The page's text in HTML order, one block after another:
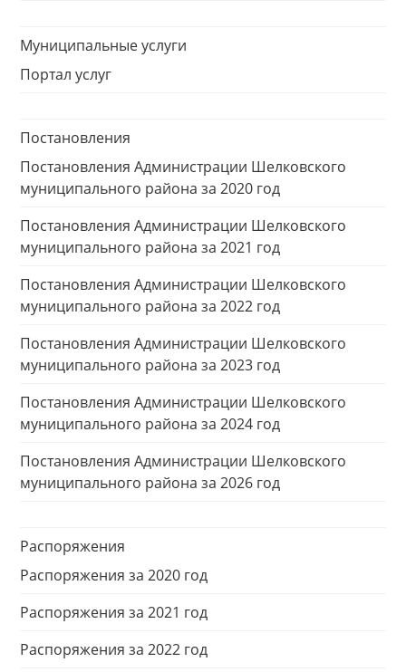
Муниципальные услуги
Портал услуг
Постановления
Постановления Администрации Шелковского
муниципального района за 2020 год
Постановления Администрации Шелковского
муниципального района за 2021 год
Постановления Администрации Шелковского
муниципального района за 2022 год
Постановления Администрации Шелковского
муниципального района за 2023 год
Постановления Администрации Шелковского
муниципального района за 2024 год
Постановления Администрации Шелковского
муниципального района за 2026 год
Распоряжения
Распоряжения за 2020 год
Распоряжения за 2021 год
Распоряжения за 2022 год